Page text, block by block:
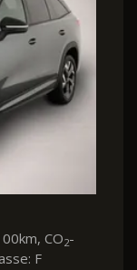
CO2-
F